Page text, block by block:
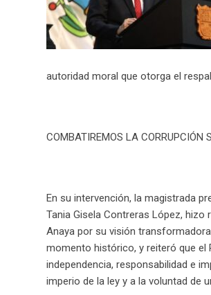
autoridad moral que otorga el
COMBATIREMOS LA CORRUPCIÓN
En su intervención, la magistrada
Tania Gisela Contreras López,
Anaya por su visión
momento histórico, y reiteró que el
independencia, responsabilidad e
imperio de la ley y a la voluntad de